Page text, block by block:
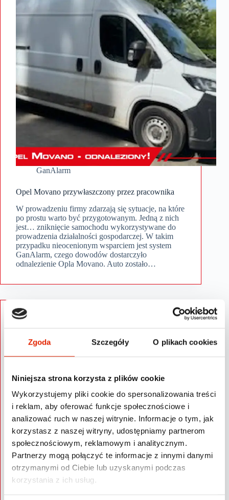
Zgoda Szczegóły O plikach cookies
Niniejsza strona korzysta z plików cookie
Wykorzystujemy pliki cookie do spersonalizowania treści
i reklam, aby oferować funkcje społecznościowe i
analizować ruch w naszej witrynie. Informacje o tym, jak
korzystasz z naszej witryny, udostępniamy partnerom
społecznościowym, reklamowym i analitycznym.
Partnerzy mogą połączyć te informacje z innymi danymi
otrzymanymi od Ciebie lub uzyskanymi podczas
korzystania z ich usług.
GanAlarm
Opel Movano przywłaszczony przez pracownika
W prowadzeniu firmy zdarzają się sytuacje, na które
po prostu warto być przygotowanym. Jedną z nich
jest… zniknięcie samochodu wykorzystywane do
prowadzenia działalności gospodarczej. W takim
przypadku nieocenionym wsparciem jest system
GanAlarm, czego dowodów dostarczyło
odnalezienie Opla Movano. Auto zostało…